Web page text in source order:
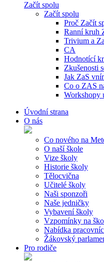
Začít spolu
Začít spolu
Proč Začít
Ranní kruh
Trivium a
CA
Hodnotící
Zkušenosti
Jak ZaS
Co o ZAS
Workshopy
Úvodní strana
O nás
Co nového na
O naší škole
Vize školy
Historie školy
Tělocvična
Učitelé školy
Naši sponzoři
Naše jedničky
Vybavení školy
Vzpomínky na
Nabídka
Žákovský
Pro rodiče